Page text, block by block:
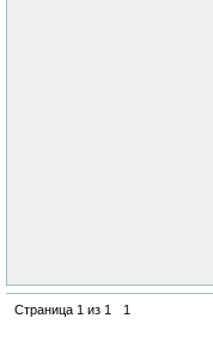
Страница 1 из 1 1